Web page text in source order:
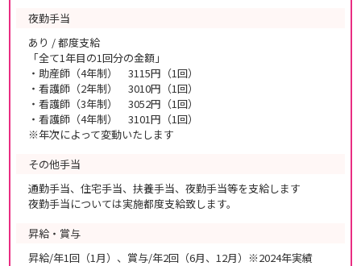
夜勤手当
あり / 都度支給
「全て1年目の1回分の金額」
・助産師（4年制） 3115円（1回）
・看護師（2年制） 3010円（1回）
・看護師（3年制） 3052円（1回）
・看護師（4年制） 3101円（1回）
※年次によって変動いたします
その他手当
通勤手当、住宅手当、扶養手当、夜勤手当等を支給します
夜勤手当については実施都度支給致します。
昇給・賞与
昇給/年1回（1月）、賞与/年2回（6月、12月）※2024年実績